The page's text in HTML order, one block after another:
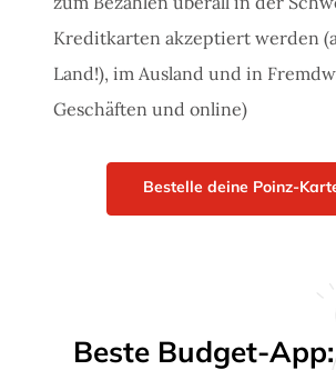
Kreditkarten akzeptiert werden
Land!), im Ausland und in
Geschäften und online)
Bestelle deine Poinz-
Beste Budget-